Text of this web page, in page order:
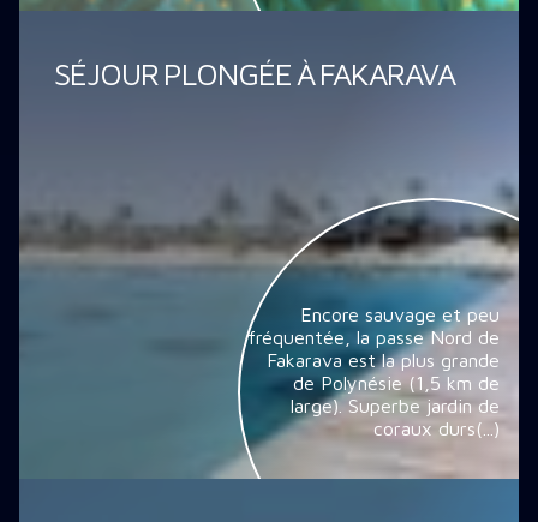
SÉJOUR PLONGÉE À FAKARAVA
Encore sauvage et peu
fréquentée, la passe Nord de
Fakarava est la plus grande
de Polynésie (1,5 km de
large). Superbe jardin de
coraux durs(...)